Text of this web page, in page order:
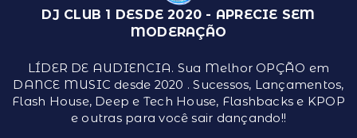
DJ CLUB 1 DESDE 2020 - APRECIE SEM
MODERAÇÃO
LÍDER DE AUDIENCIA. Sua Melhor OPÇÃO em
DANCE MUSIC desde 2020 . Sucessos, Lançamentos,
Flash House, Deep e Tech House, Flashbacks e KPOP
e outras para você sair dançando!!